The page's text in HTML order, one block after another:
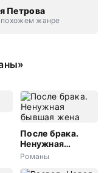
Петрова
похожем жанре
После брака.
Ненужная
бывшая жена
Романы